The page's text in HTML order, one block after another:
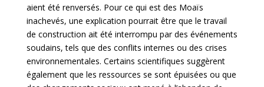
aient été renversés. Pour ce qui est des Moaïs
inachevés, une explication pourrait être que le travail
de construction ait été interrompu par des événements
soudains, tels que des conflits internes ou des crises
environnementales. Certains scientifiques suggèrent
également que les ressources se sont épuisées ou que